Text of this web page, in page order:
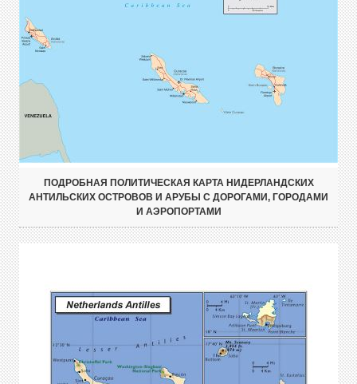
ПОДРОБНАЯ ПОЛИТИЧЕСКАЯ КАРТА НИДЕРЛАНДСКИХ
АНТИЛЬСКИХ ОСТРОВОВ И АРУБЫ С ДОРОГАМИ, ГОРОДАМИ
И АЭРОПОРТАМИ